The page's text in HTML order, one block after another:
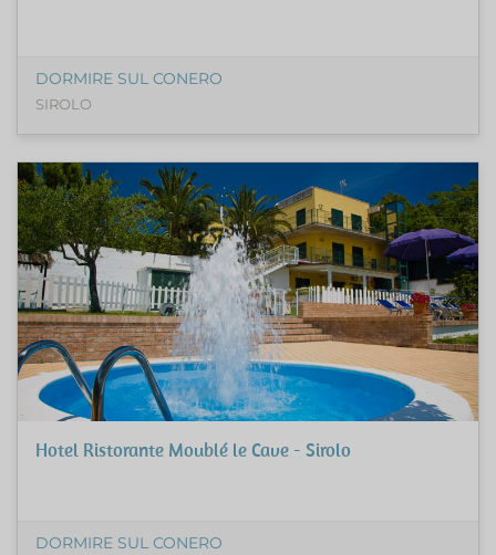
DORMIRE SUL CONERO
SIROLO
Hotel Ristorante Moublé le Cave - Sirolo
DORMIRE SUL CONERO